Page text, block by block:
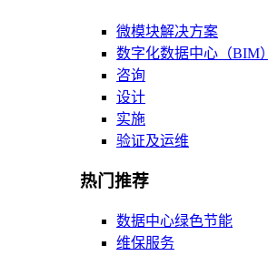
微模块解决方案
数字化数据中心（BIM）
咨询
设计
实施
验证及运维
热门推荐
数据中心绿色节能
维保服务